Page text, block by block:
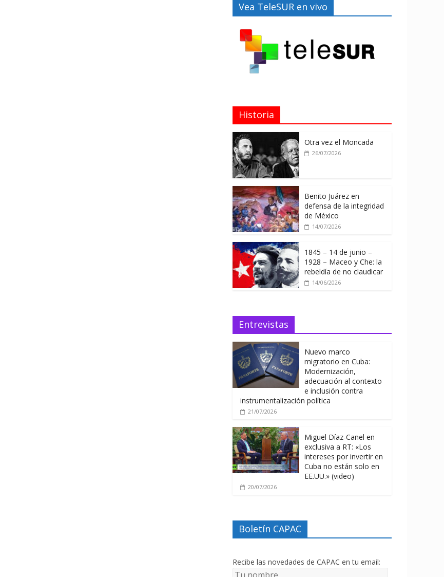
Vea TeleSUR en vivo
Historia
Otra vez el Moncada
26/07/2026
Benito Juárez en
defensa de la integridad
de México
14/07/2026
1845 – 14 de junio –
1928 – Maceo y Che: la
rebeldía de no claudicar
14/06/2026
Entrevistas
Nuevo marco
migratorio en Cuba:
Modernización,
adecuación al contexto
e inclusión contra
instrumentalización política
21/07/2026
Miguel Díaz-Canel en
exclusiva a RT: «Los
intereses por invertir en
Cuba no están solo en
EE.UU.» (video)
20/07/2026
Boletín CAPAC
Recibe las novedades de CAPAC en tu email: